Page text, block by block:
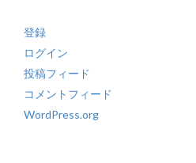
登録
ログイン
投稿フィード
コメントフィード
WordPress.org